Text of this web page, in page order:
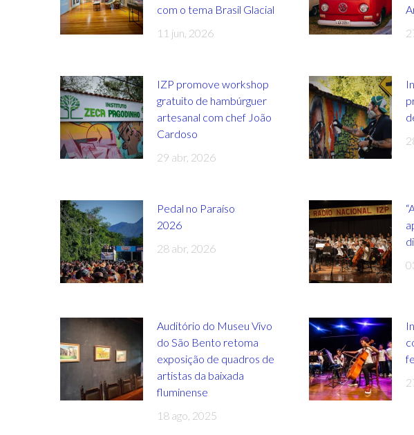
com o tema Brasil Glacial
11 jun, 2026
IZP promove workshop
gratuito de hambúrguer
artesanal com chef João
Cardoso
29 abr, 2026
Pedal no Paraíso
2026
28 abr, 2026
Auditório do Museu Vivo
do São Bento retoma
exposição de quadros de
artistas da baixada
fluminense
18 ago, 2025